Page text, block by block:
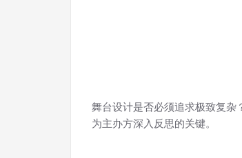
舞台设计是否必须追求极致复杂
为主办方深入反思的关键。